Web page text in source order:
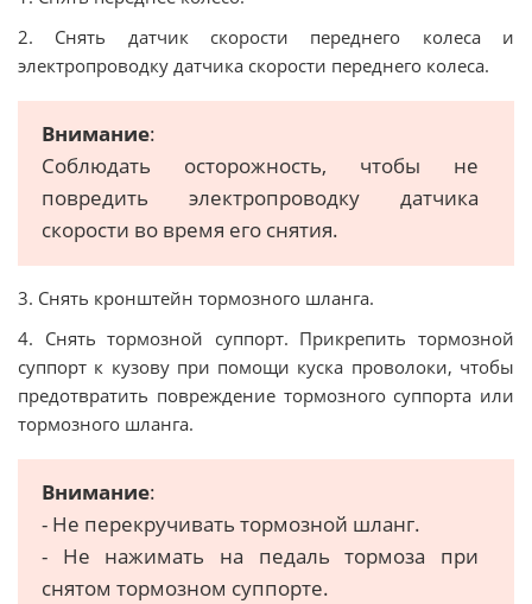
2. Снять датчик скорости переднего колеса и
электропроводку датчика скорости переднего колеса.
Внимание:
Соблюдать осторожность, чтобы не
повредить электропроводку датчика
скорости во время его снятия.
3. Снять кронштейн тормозного шланга.
4. Снять тормозной суппорт. Прикрепить тормозной
суппорт к кузову при помощи куска проволоки, чтобы
предотвратить повреждение тормозного суппорта или
тормозного шланга.
Внимание:
- Не перекручивать тормозной шланг.
- Не нажимать на педаль тормоза при
снятом тормозном суппорте.